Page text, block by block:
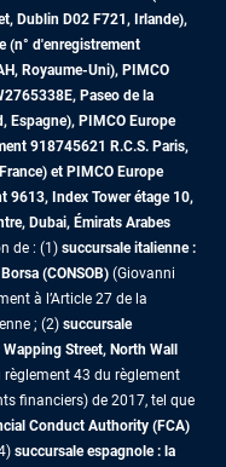
Dublin D02 F721, Irlande),
(n° d'enregistrement
Royaume-Uni), PIMCO
Paseo de la
Espagne), PIMCO Europe
918745621 R.C.S. Paris,
et PIMCO Europe
9613, Index Tower étage 10,
Dubai, Émirats Arabes
de : (1) succursale italienne :
(CONSOB) (Giovanni
à l’Article 27 de la
; (2) succursale
Street, North Wall
43 du règlement
financiers) de 2017, tel que
Conduct Authority (FCA)
succursale espagnole : la